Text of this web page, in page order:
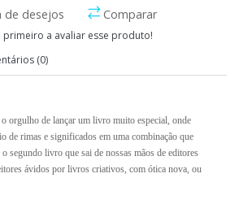
de desejos Comparar
primeiro a avaliar esse produto!
(0)
o orgulho de lançar um livro muito especial, onde
de rimas e significados em uma combinação que
segundo livro que sai de nossas mãos de editores
ávidos por livros criativos, com ótica nova, ou